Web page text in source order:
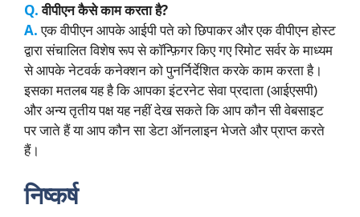
Q.वीपीएन कैसे काम करता है?
A.एक वीपीएन आपके आईपी पते को छिपाकर और एक वीपीएन होस्ट
द्वारा संचालित विशेष रूप से कॉन्फ़िगर किए गए रिमोट सर्वर के माध्यम
से आपके नेटवर्क कनेक्शन को पुनर्निर्देशित करके काम करता है।
इसका मतलब यह है कि आपका इंटरनेट सेवा प्रदाता (आईएसपी)
और अन्य तृतीय पक्ष यह नहीं देख सकते कि आप कौन सी वेबसाइट
पर जाते हैं या आप कौन सा डेटा ऑनलाइन भेजते और प्राप्त करते
हैं।
निष्कर्ष